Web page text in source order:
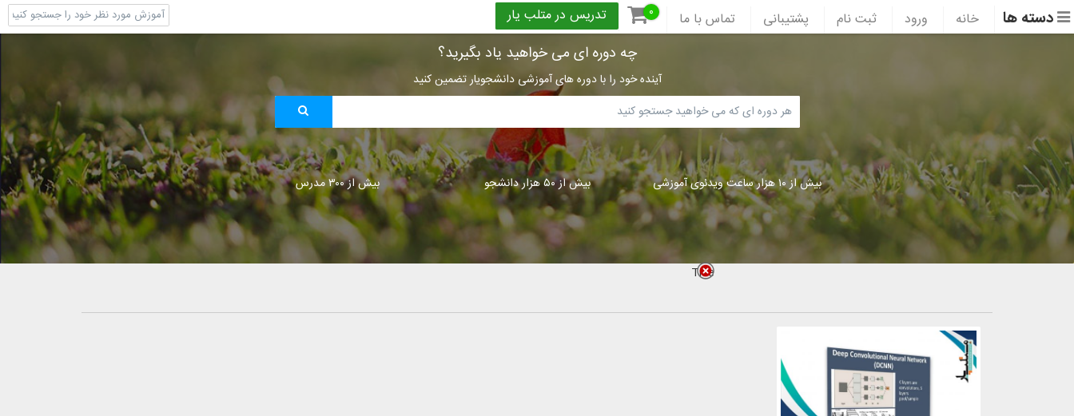
دسته ها خانه ورود ثبت نام پشتیبانی تماس با ما ۰ تدریس در متلب یار
چه دوره ای می خواهید یاد بگیرید؟
آینده خود را با دوره های آموزشی دانشجویار تضمین کنید
بیش از ۱۰ هزار ساعت ویدئوی آموزشی بیش از ۵۰ هزار دانشجو بیش از ۳۰۰ مدرس
Title